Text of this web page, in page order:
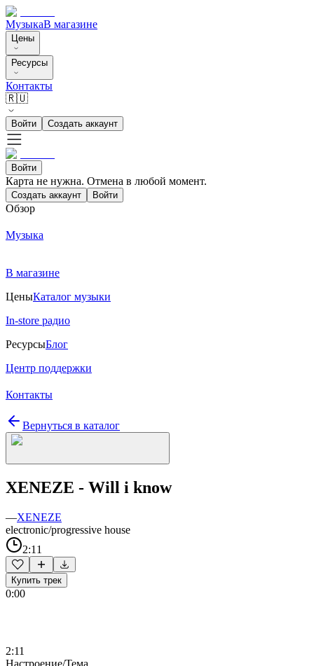
МузыкаВ магазине
Цены
Ресурсы
Контакты
🇷🇺
Войти Создать аккаунт
Войти
Карта не нужна. Отмена в любой момент.
Создать аккаунт Войти
Обзор
Музыка
В магазине
ЦеныКаталог музыки
In-store радио
РесурсыБлог
Центр поддержки
Контакты
Вернуться в каталог
XENEZE - Will i know
—XENEZE
electronic/progressive house
2:11
Купить трек
0:00
2:11
Настроение/Тема